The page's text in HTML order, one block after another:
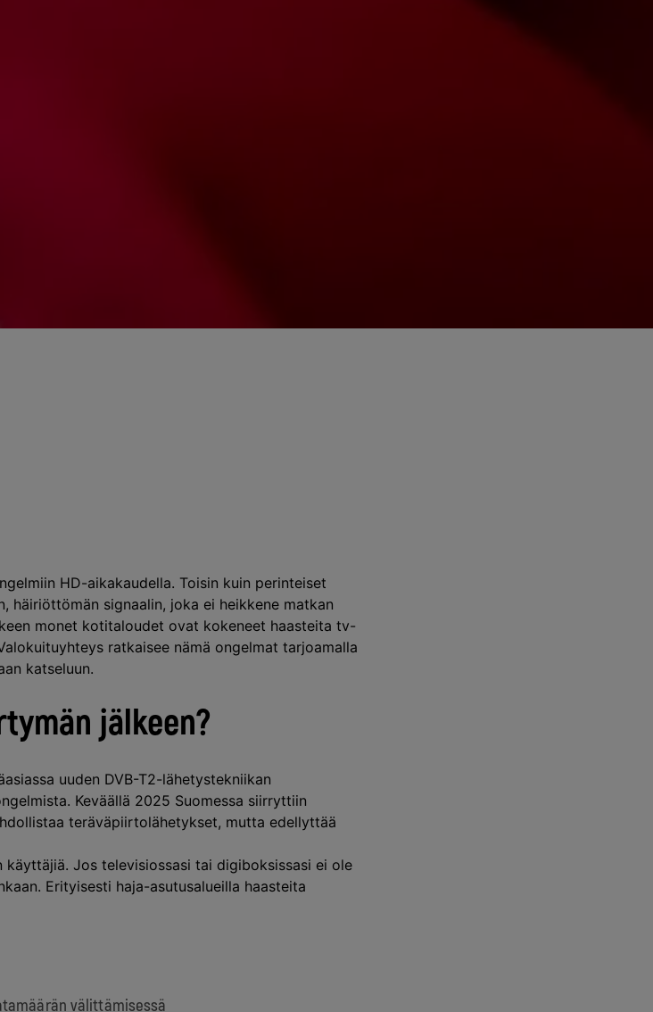
HD-aikakaudella. Toisin kuin perinteiset
häiriöttömän signaalin, joka ei heikkene matkan
monet kotitaloudet ovat kokeneet haasteita tv-
ratkaisee nämä ongelmat tarjoamalla
katseluun.
jälkeen?
uuden DVB-T2-lähetystekniikan
Keväällä 2025 Suomessa siirryttiin
teräväpiirtolähetykset, mutta edellyttää
Jos televisiossasi tai digiboksissasi ei ole
Erityisesti haja-asutusalueilla haasteita
välittämisessä